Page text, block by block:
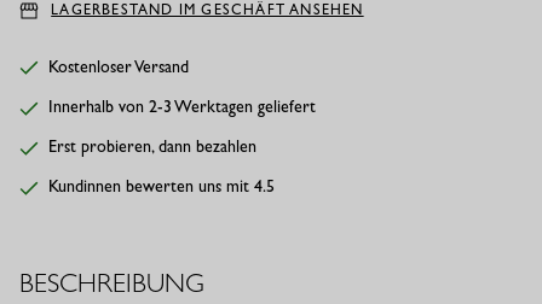
LAGERBESTAND IM GESCHÄFT ANSEHEN
Kostenloser Versand
Innerhalb von 2-3 Werktagen geliefert
Erst probieren, dann bezahlen
Kundinnen bewerten uns mit 4.5
BESCHREIBUNG